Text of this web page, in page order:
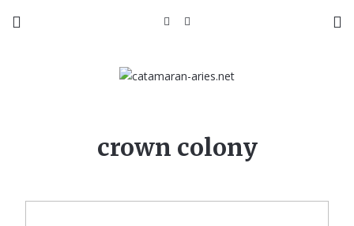
crown colony